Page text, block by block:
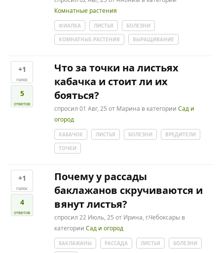
Комнатные растения
ФИАЛКА ЛИСТЬЯ
БОЛЕЗНИ
КОМНАТНЫЕ-РАСТЕНИЯ
ВЫРАЩИВАНИЕ
+1
голос
5
ответов
Что за точки на листьях
кабачка и стоит ли их
бояться?
спросил 01 Авг, 25 от Марина в категорииСад и
огород
КАБАЧОК ЛИСТЬЯ БОЛЕЗНИ
ВРЕДИТЕЛИ
ТОЧКИ
+1
голос
4
ответов
Почему у рассады
баклажанов скручиваются и
вянут листья?
спросил 22 Июль, 25 от Ирина, г.Чебоксары в
категорииСад и огород
БАКЛАЖАНЫ РАССАДА ЛИСТЬЯ
БОЛЕЗНИ